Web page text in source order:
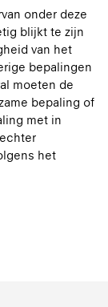
onder deze
blijkt te zijn
van het
bepalingen
moeten de
bepaling of
met in
het